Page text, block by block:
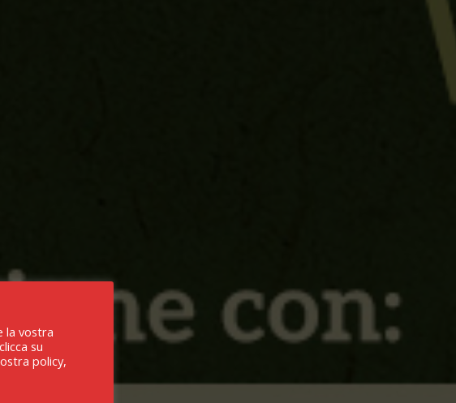
la vostra
su
policy,